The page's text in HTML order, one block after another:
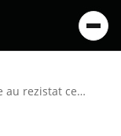
Rujuri lichide mate care au rezistat cel mai bine în teste